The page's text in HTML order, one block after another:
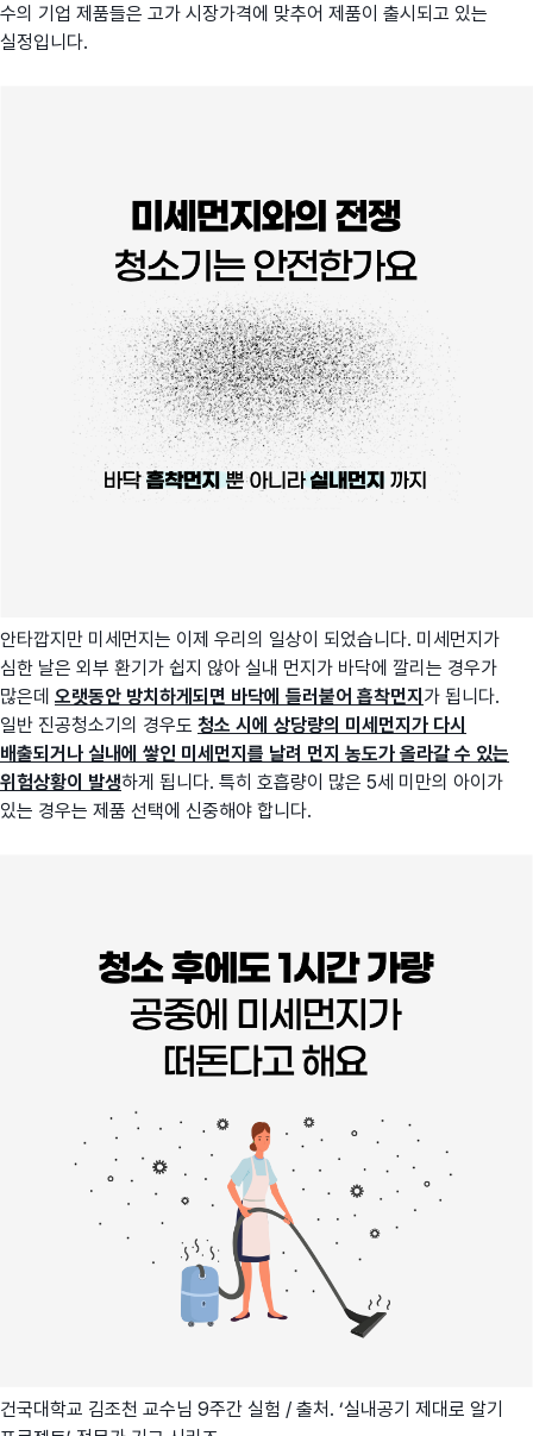
수의 기업 제품들은 고가 시장가격에 맞추어 제품이 출시되고 있는
실정입니다.
안타깝지만 미세먼지는 이제 우리의 일상이 되었습니다. 미세먼지가
심한 날은 외부 환기가 쉽지 않아 실내 먼지가 바닥에 깔리는 경우가
많은데 오랫동안 방치하게되면 바닥에 들러붙어 흡착먼지 가 됩니다.
일반 진공청소기의 경우도 청소 시에 상당량의 미세먼지가 다시
배출되거나 실내에 쌓인 미세먼지를 날려 먼지 농도가 올라갈 수 있는
위험상황이 발생하게 됩니다. 특히 호흡량이 많은 5세 미만의 아이가
있는 경우는 제품 선택에 신중해야 합니다.
건국대학교 김조천 교수님 9주간 실험 / 출처. ‘실내공기 제대로 알기